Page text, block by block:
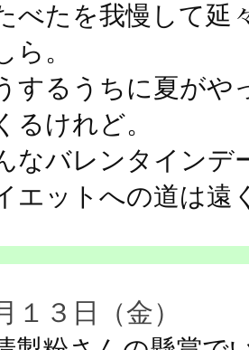
べたを我慢して延
ら。
するうちに夏がや
るけれど。
なバレンタインデ
エットへの道は遠
１３日（金）